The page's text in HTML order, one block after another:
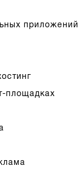
приложений
площадках